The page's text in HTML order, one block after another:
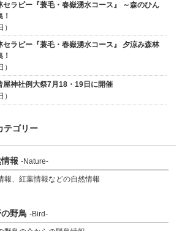
ラピー『蓑毛・春嶽湧水コース』 ～森のひん
セラピー『蓑毛・春嶽湧水コース』 夕涼み森林
屋神社例大祭7月18・19日に開催
テゴリー
報 -Nature-
報、紅葉情報などの自然情報
野鳥 -Bird-